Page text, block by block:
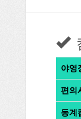
야영
편의
동계